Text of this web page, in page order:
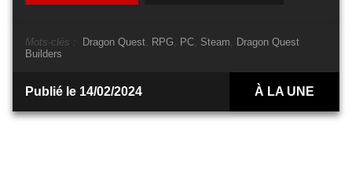
Publié le 14/02/2024 À LA UNE
Mots-clés : Dragon Quest RPG PC Steam
Dragon Quest
Builders